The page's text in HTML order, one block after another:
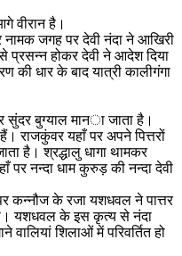
वीरान है।
नामक जगह पर देवी नंदा ने आखिरी
से प्रसन्न होकर देवी ने आदेश दिया
की धार के बाद यात्री कालीगंगा
सुंदर बुग्याल माना जाता है।
राजकुंवर यहाँ पर अपने पित्तरों
है। श्रद्धालु धागा थामकर
पर नन्दा धाम कुरुड़ की नन्दा देवी
कन्नौज के रजा यशधवल ने पात्तर
यशधवल के इस कृत्य से नंदा
शिलाओं में परिवर्तित हो